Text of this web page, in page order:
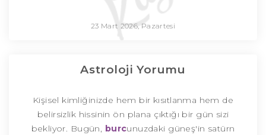
23 Mart 2026, Pazartesi
Astroloji Yorumu
Kişisel kimliğinizde hem bir kısıtlanma hem de
belirsizlik hissinin ön plana çıktığı bir gün sizi
bekliyor. Bugün, burcunuzdaki güneş'in satürn